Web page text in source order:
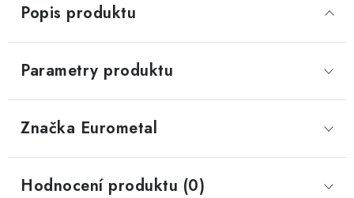
Popis produktu
Parametry produktu
Značka Eurometal
Hodnocení produktu (0)